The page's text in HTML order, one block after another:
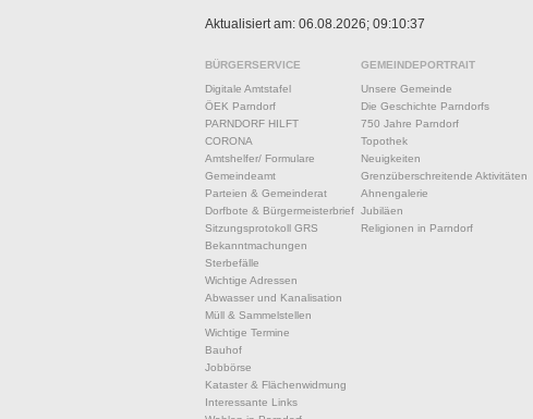
Aktualisiert am: 06.08.2026; 09:10:37
BÜRGERSERVICE
Digitale Amtstafel
ÖEK Parndorf
PARNDORF HILFT
CORONA
Amtshelfer/ Formulare
Gemeindeamt
Parteien & Gemeinderat
Dorfbote & Bürgermeisterbrief
Sitzungsprotokoll GRS
Bekanntmachungen
Sterbefälle
Wichtige Adressen
Abwasser und Kanalisation
Müll & Sammelstellen
Wichtige Termine
Bauhof
Jobbörse
Kataster & Flächenwidmung
Interessante Links
GEMEINDEPORTRAIT
Unsere Gemeinde
Die Geschichte Parndorfs
750 Jahre Parndorf
Topothek
Neuigkeiten
Grenzüberschreitende Aktivitäten
Ahnengalerie
Jubiläen
Religionen in Parndorf